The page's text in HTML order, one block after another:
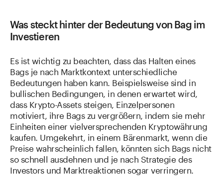
Was steckt hinter der Bedeutung von Bag im
Investieren
Es ist wichtig zu beachten, dass das Halten eines
Bags je nach Marktkontext unterschiedliche
Bedeutungen haben kann. Beispielsweise sind in
bullischen Bedingungen, in denen erwartet wird,
dass Krypto-Assets steigen, Einzelpersonen
motiviert, ihre Bags zu vergrößern, indem sie mehr
Einheiten einer vielversprechenden Kryptowährung
kaufen. Umgekehrt, in einem Bärenmarkt, wenn die
Preise wahrscheinlich fallen, könnten sich Bags nicht
so schnell ausdehnen und je nach Strategie des
Investors und Marktreaktionen sogar verringern.